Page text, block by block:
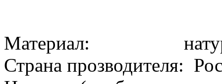
Материал:
Страна прозводителя: